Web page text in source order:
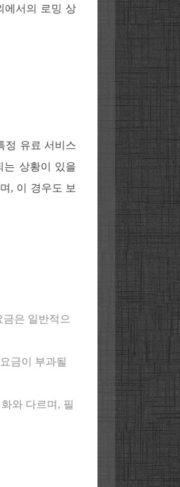
에서의 로밍 상
정 유료 서비스
는 상황이 있을
, 이 경우도 보
금은 일반적으
금이 부과될
와 다르며, 필